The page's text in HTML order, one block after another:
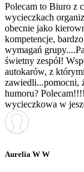
Polecam to Biuro z
wycieczkach
obecnie jako
kompetencje,
wymagań
świetny zespół!
autokarów, z
zawiedli...pomocni,
humoru?
wycieczkowa w
Aurelia W W